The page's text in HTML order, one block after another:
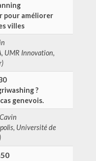
pour améliorer
villes
UMR Innovation,
?
genevois.
Université de